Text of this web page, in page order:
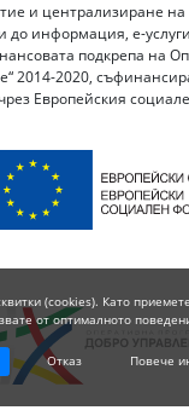
и централизиране
до информация, е-
подкрепа на
2014-2020,
Европейския
(cookies). Като
от оптималното
Отказ Повече